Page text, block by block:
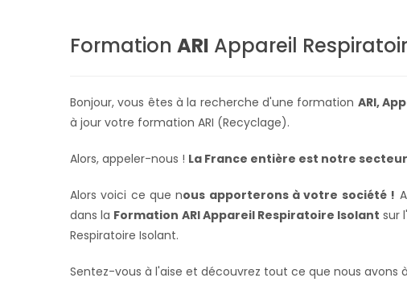
Formation ARI Appareil
Bonjour, vous êtes à la recherche d'une formation ARI,
à jour votre formation ARI (Recyclage).
Alors, appeler-nous ! La France entière est notre
Alors voici ce que nous apporterons à votre société !
dans la Formation ARI Appareil Respiratoire Isolant sur
Respiratoire Isolant.
Sentez-vous à l'aise et découvrez tout ce que nous avons